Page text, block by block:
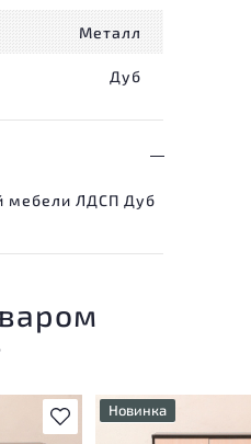
Металл
Дуб
мебели ЛДСП Дуб
В избранноеНовинка